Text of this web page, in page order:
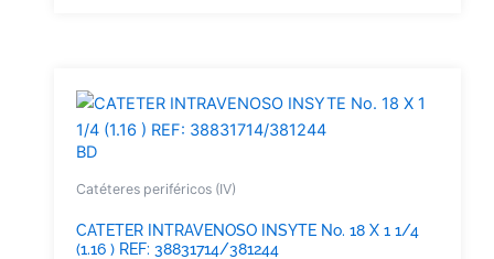
BD
Catéteres periféricos (IV)
CATETER INTRAVENOSO INSYTE No. 18 X 1 1/4
(1.16 ) REF: 38831714/381244